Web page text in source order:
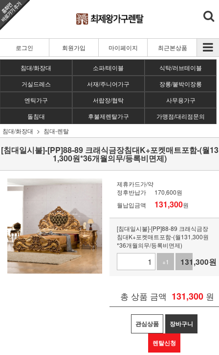
로그인 회원가입 마이페이지 최근본상품
침대/화장대 소파/테이블
식탁/러브테이블
거실드레스
서재/주니어가구
장롱/붙박이장롱
엔틱가구
서랍장/협탁
사무용가구
돌침대
후불제렌탈가구
가맹점/대리점문의
침대/화장대
침대-렌탈
[침대일시불]-[PP]88-89 크래식금장침대K+포켓매트포함-(월13
1,300원*36개월의무/등록비면제)
제휴카드가/약
정후반납가
170,600원
월납입금액
131,300원
[침대일시불]-[PP]88-89 크래식금장
침대K+포켓매트포함-(월131,300원
*36개월의무/등록비면제)
+1
-1
131,300원
총 상품 금액 131,300 원
관심상품 장바구니
렌탈신청